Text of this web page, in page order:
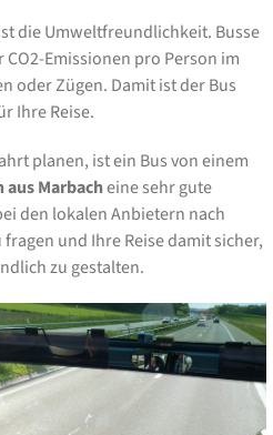
die Umweltfreundlichkeit. Busse
Emissionen pro Person im
oder Zügen. Damit ist der Bus
Ihre Reise.
planen, ist ein Bus von einem
Marbacheine sehr gute
den lokalen Anbietern nach
und Ihre Reise damit sicher,
zu gestalten.